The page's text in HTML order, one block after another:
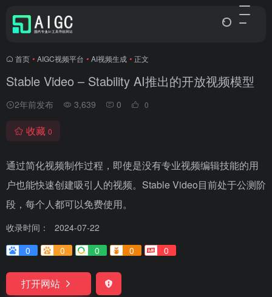
首页 • AIGC视频平台 • AI视频生成 • 正文
Stable Video – Stability AI推出的开放视频模型
2年前发布 3,639 0 0
收藏 0
通过简化视频制作过程，即使是没有专业视频编辑技能的用
户也能快速创建吸引人的视频。Stable Video目前处于公测阶
段，每个人都可以免费使用。
收录时间：
2024-07-22
0
0 0 0 0
打开网站